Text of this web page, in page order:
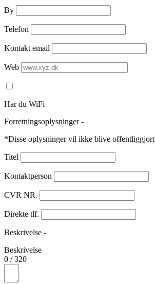
By
Telefon
Kontakt email
Web
Har du WiFi
Forretningsoplysninger -
*Disse oplysninger vil ikke blive offentliggjort
Titel
Kontaktperson
CVR NR.
Direkte tlf.
Beskrivelse -
Beskrivelse
0 /320